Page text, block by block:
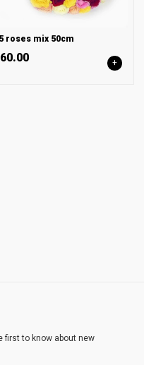
roses mix 50cm
+
first to know about new